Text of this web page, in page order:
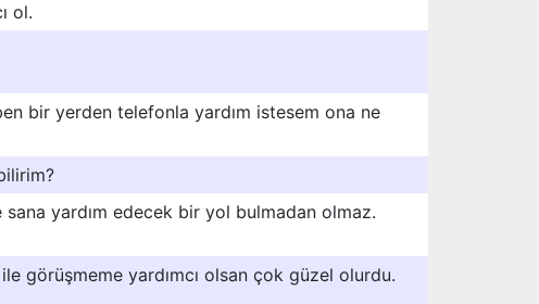
ol.
bir yerden telefonla yardım istesem ona ne
sana yardım edecek bir yol bulmadan olmaz.
görüşmeme yardımcı olsan çok güzel olurdu.